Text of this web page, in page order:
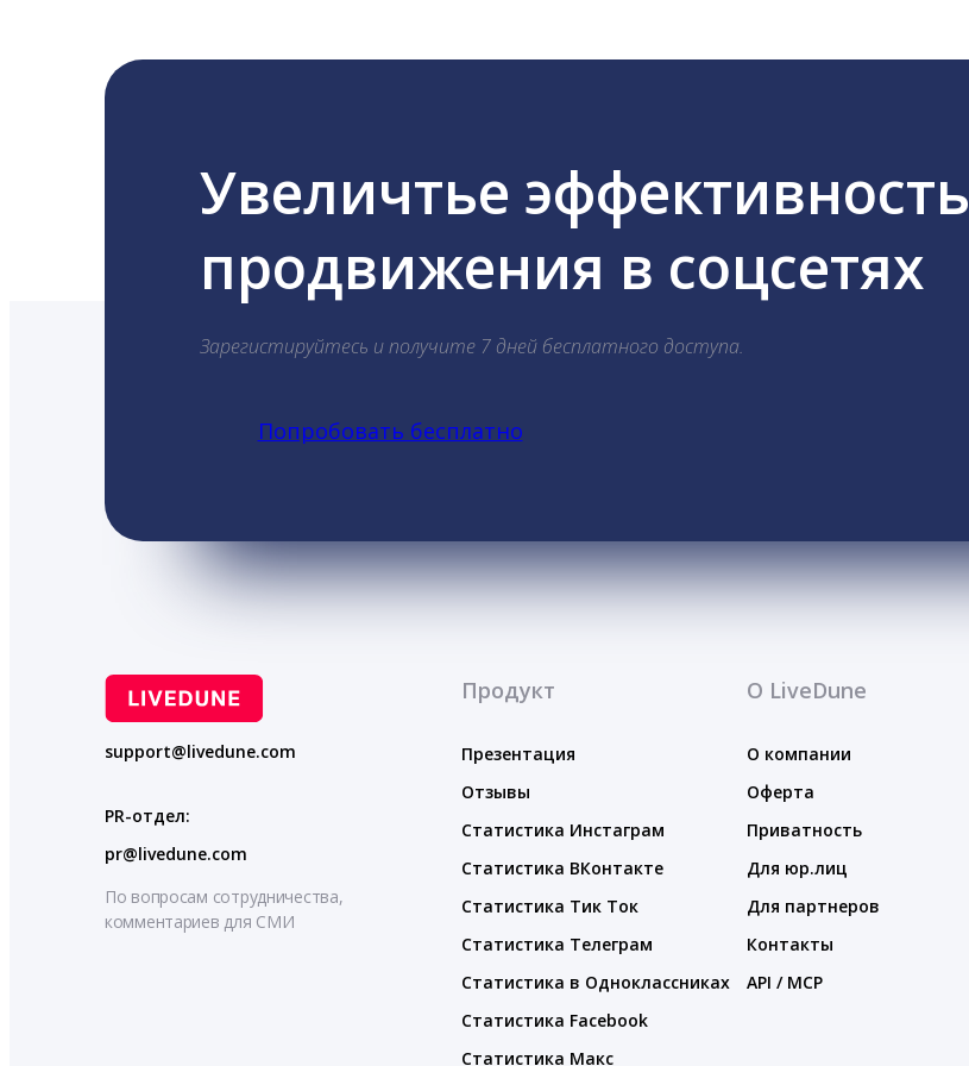
Увеличтье эффективность
продвижения в соцсетях
Зарегистируйтесь и получите 7 дней бесплатного доступа.
Попробовать бесплатно
support@livedune.com
PR-отдел:
pr@livedune.com
По вопросам сотрудничества,
комментариев для СМИ
Продукт
Презентация
Отзывы
Статистика Инстаграм
Статистика ВКонтакте
Статистика Тик Ток
Статистика Телеграм
Статистика в Одноклассниках
Статистика Facebook
Статистика Макс
О LiveDune
О компании
Оферта
Приватность
Для юр.лиц
Для партнеров
Контакты
API / MCP